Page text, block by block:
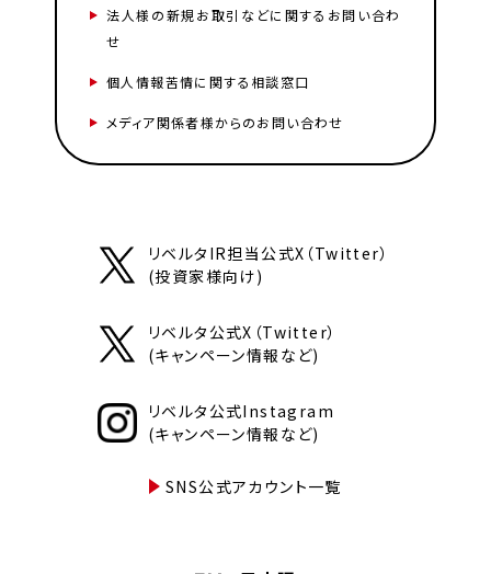
法人様の新規お取引などに関するお問い合わ
せ
個人情報苦情に関する相談窓口
メディア関係者様からのお問い合わせ
リベルタIR担当公式X（Twitter）
(投資家様向け)
リベルタ公式X（Twitter）
(キャンペーン情報など)
リベルタ公式Instagram
(キャンペーン情報など)
SNS公式アカウント一覧